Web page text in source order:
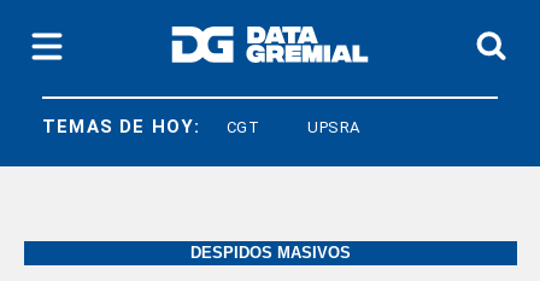
TEMAS DE HOY:
LEY BASES CGT UPSRA
DESPIDOS MASIVOS